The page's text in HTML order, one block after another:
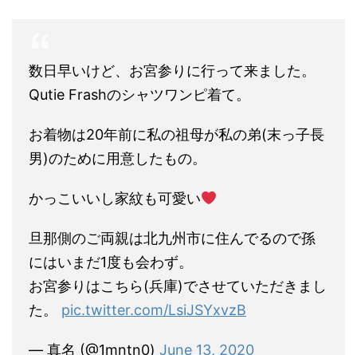
数日早いけど、お宮参りに行って来ました。
Qutie Frashのシャツワンピ着て。
お着物は20年前に私の祖母が私の弟(末っ子長
男)のために用意したもの。
かっこいいし家紋も可愛い
旦那側のご両親は北九州市に住んでるので孫
にはいまだ1度も会わず。
お宮参りはこちら(兵庫)でさせていただきまし
た。 pic.twitter.com/LsiJSYxvzB
— 真名 (@1mntn0) June 13, 2020